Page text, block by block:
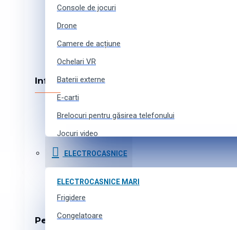
Console de jocuri
Drone
Camere de acțiune
Ochelari VR
Baterii externe
E-carti
Brelocuri pentru găsirea telefonului
Jocuri video
Curele pentru ceasuri inteligente
Accesorii pentru camere de acțiune
TEHNICĂ FOTO
Camere SLR
ELECTROCASNICE
ELECTROCASNICE MARI
Frigidere
Congelatoare
Informația
Metode de achitare
Cumpărături în credit
Livrarea produselor
Program de afiliere
Toate produsele
Pentru cumpărători